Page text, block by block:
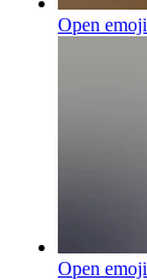
Open emoji
Open emoji